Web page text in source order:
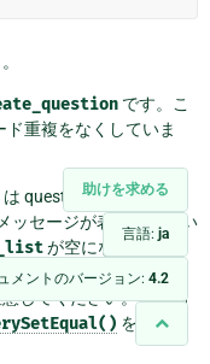
助けを求める
言語: ja
メントのバージョン: 4.2
です。こ
重複をなくしていま
は question を1つも作り
ッセージが表示されてい
が空になっている
クラスが追加のアサ
してください。この例
を使用し